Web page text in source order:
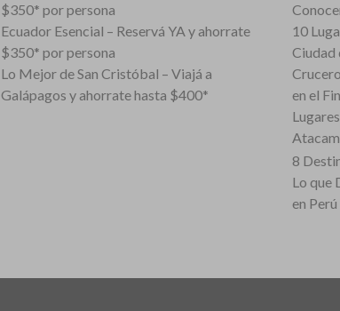
$350* por persona
Ecuador Esencial – Reservá YA y ahorrate
$350* por persona
Lo Mejor de San Cristóbal – Viajá a
Galápagos y ahorrate hasta $400*
10
Ciudad
en el
8
Lo que
en Perú